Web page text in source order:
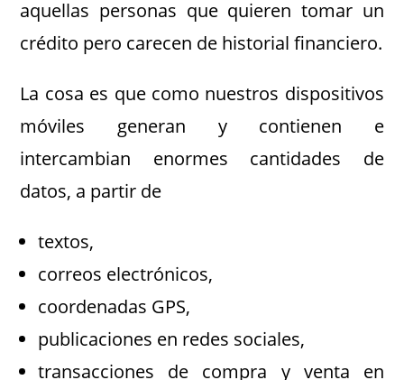
aquellas personas que quieren tomar un
crédito pero carecen de historial financiero.
La cosa es que como nuestros dispositivos
móviles generan y contienen e
intercambian enormes cantidades de
datos, a partir de
textos,
correos electrónicos,
coordenadas GPS,
publicaciones en redes sociales,
transacciones de compra y venta en